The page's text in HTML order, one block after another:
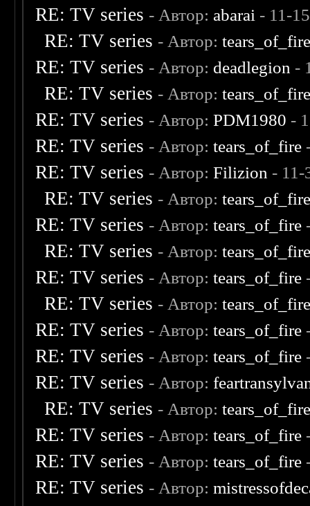
RE: TV series - Автор: abarai - 11-
RE: TV series - Автор:
RE: TV series - Автор: deadlegion -
RE: TV series - Автор:
RE: TV series - Автор:PDM1980 -
RE: TV series - Автор:tears_of_fire
RE: TV series - Автор:Filizion - 11-
RE: TV series - Автор:
RE: TV series - Автор:tears_of_fire
RE: TV series - Автор:
RE: TV series - Автор:tears_of_fire
RE: TV series - Автор:
RE: TV series - Автор:tears_of_fire
RE: TV series - Автор:tears_of_fire
RE: TV series - Автор:
RE: TV series - Автор:
RE: TV series - Автор:tears_of_fire
RE: TV series - Автор:tears_of_fire
RE: TV series - Автор: